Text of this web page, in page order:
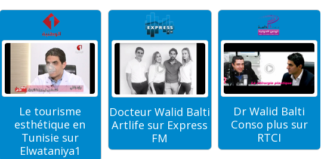
Le tourisme
esthétique en
Tunisie sur
Elwataniya1
Docteur Walid Balti
Artlife sur Express
FM
Dr Walid Balti
Conso plus sur
RTCI